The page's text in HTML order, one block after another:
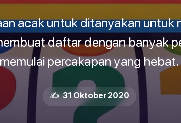
acak untuk ditanyakan untuk
daftar dengan banyak
memulai percakapan yang hebat.
✍️ 31 Oktober 2020